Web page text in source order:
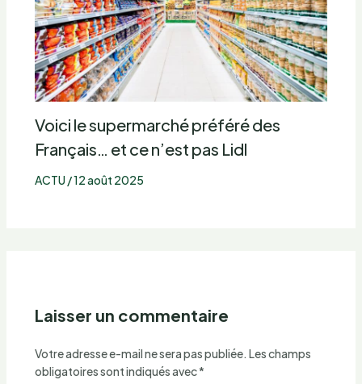
Voici le supermarché préféré des
Français… et ce n’est pas Lidl
ACTU /12 août 2025
Laisser un commentaire
Votre adresse e-mail ne sera pas publiée. Les champs
obligatoires sont indiqués avec*